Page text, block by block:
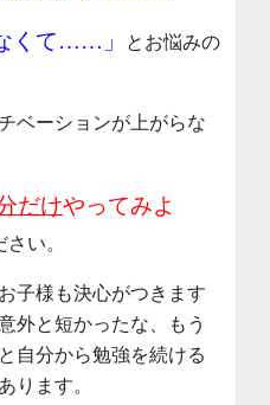
くて……」
とお悩みの
ベーションが上がらな
だけやってみよ
い。
子様も決心がつきます
外と短かったな、もう
自分から勉強を続ける
ります。